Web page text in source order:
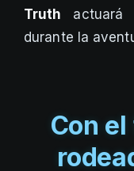
Truth actuará
durante la
Con